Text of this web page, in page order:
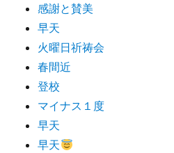
感謝と賛美
早天
火曜日祈祷会
春間近
登校
マイナス１度
早天
早天